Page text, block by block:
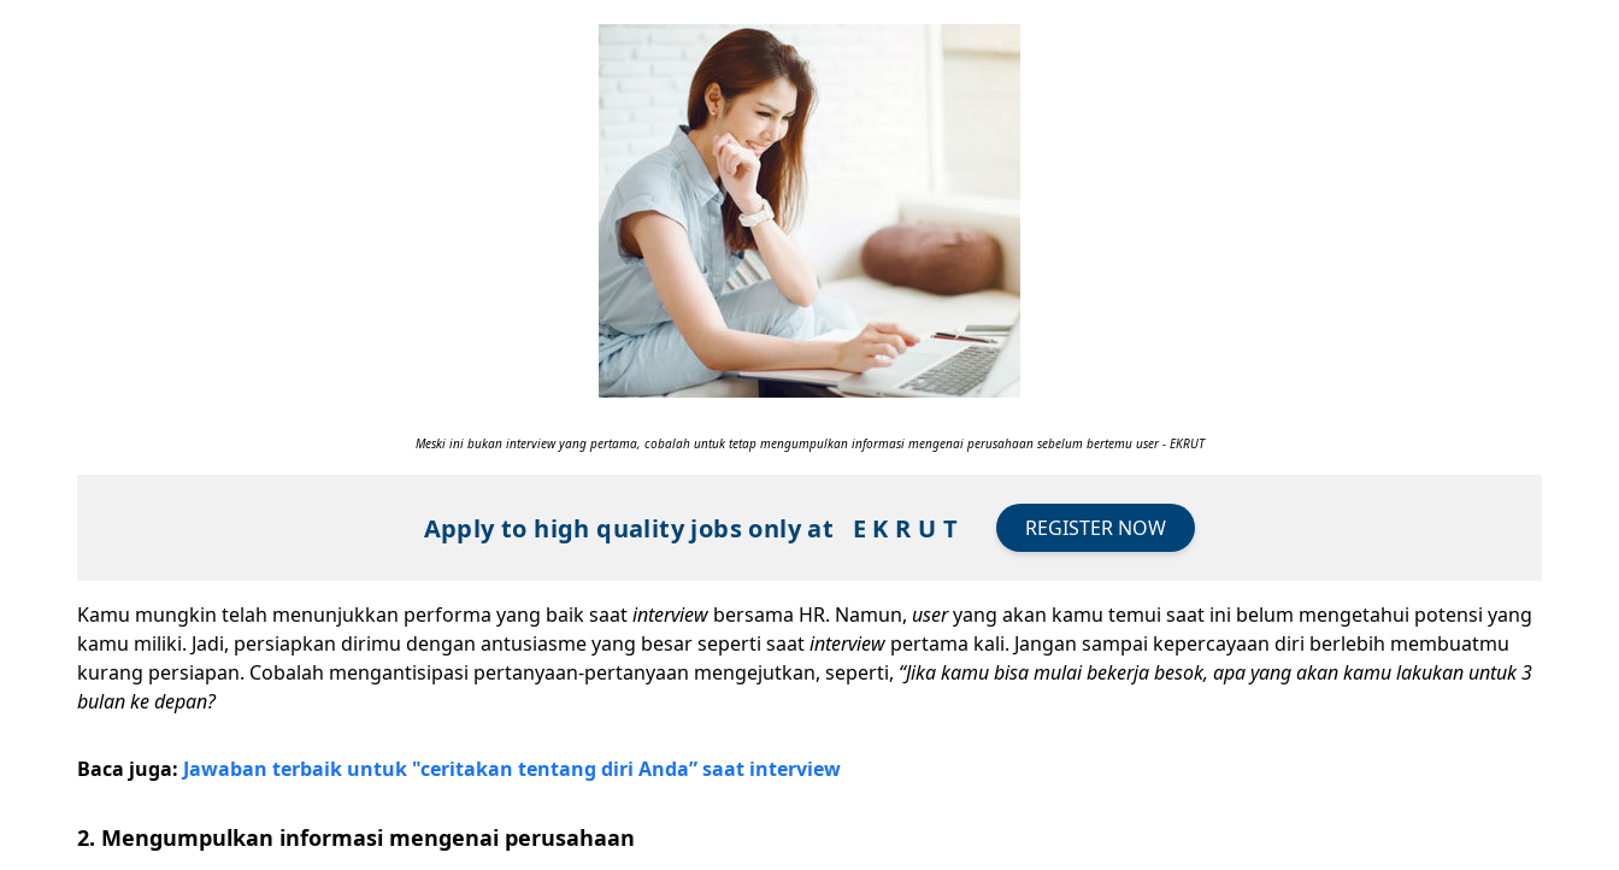
Meski ini bukan interview yang pertama, cobalah untuk tetap mengumpulkan informasi mengenai perusahaan sebelum bertemu user - EKRUT
Apply to high quality jobs only at E K R U T REGISTER NOW
Kamu mungkin telah menunjukkan performa yang baik saatinterview bersama HR. Namun, useryang akan kamu temui saat ini belum mengetahui potensi yang
kamu miliki. Jadi, persiapkan dirimu dengan antusiasme yang besar seperti saatinterview pertama kali. Jangan sampai kepercayaan diri berlebih membuatmu
kurang persiapan. Cobalah mengantisipasi pertanyaan-pertanyaan mengejutkan, seperti, “Jika kamu bisa mulai bekerja besok, apa yang akan kamu lakukan untuk 3
bulan ke depan?
Baca juga: Jawaban terbaik untuk "ceritakan tentang diri Anda” saat interview
2. Mengumpulkan informasi mengenai perusahaan